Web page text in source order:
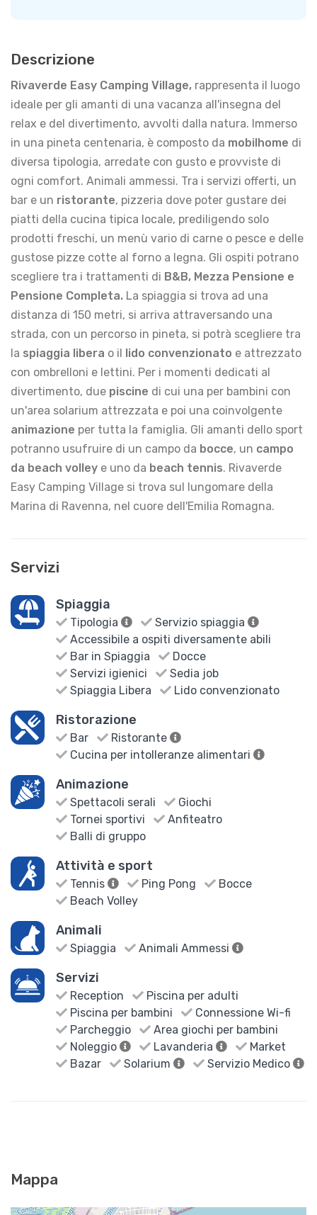
Descrizione
Rivaverde Easy Camping Village, rappresenta il luogo
ideale per gli amanti di una vacanza all'insegna del
relax e del divertimento, avvolti dalla natura. Immerso
in una pineta centenaria, è composto da mobilhome di
diversa tipologia, arredate con gusto e provviste di
ogni comfort. Animali ammessi. Tra i servizi offerti, un
bar e un ristorante, pizzeria dove poter gustare dei
piatti della cucina tipica locale, prediligendo solo
prodotti freschi, un menù vario di carne o pesce e delle
gustose pizze cotte al forno a legna. Gli ospiti potrano
scegliere tra i trattamenti di B&B, Mezza Pensione e
Pensione Completa. La spiaggia si trova ad una
distanza di 150 metri, si arriva attraversando una
strada, con un percorso in pineta, si potrà scegliere tra
la spiaggia libera o il lido convenzionato e attrezzato
con ombrelloni e lettini. Per i momenti dedicati al
divertimento, due piscine di cui una per bambini con
un'area solarium attrezzata e poi una coinvolgente
animazione per tutta la famiglia. Gli amanti dello sport
potranno usufruire di un campo da bocce, un campo
da beach volley e uno da beach tennis. Rivaverde
Easy Camping Village si trova sul lungomare della
Marina di Ravenna, nel cuore dell'Emilia Romagna.
Servizi
Spiaggia
Tipologia
Servizio spiaggia
Accessibile a ospiti diversamente abili
Bar in Spiaggia
Docce
Servizi igienici
Sedia job
Spiaggia Libera
Lido convenzionato
Ristorazione
Bar
Ristorante
Cucina per intolleranze alimentari
Animazione
Spettacoli serali
Giochi
Tornei sportivi
Anfiteatro
Balli di gruppo
Attività e sport
Tennis Ping Pong
Bocce
Beach Volley
Animali
Spiaggia Animali Ammessi
Servizi
Reception
Piscina per adulti
Piscina per bambini
Connessione Wi-fi
Parcheggio
Area giochi per bambini
Noleggio
Lavanderia
Market
Bazar
Solarium Servizio Medico
Mappa